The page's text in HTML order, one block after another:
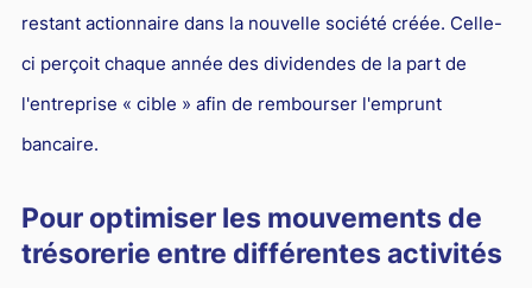
restant actionnaire dans la nouvelle société créée. Celle-
ci perçoit chaque année des dividendes de la part de
l'entreprise « cible » afin de rembourser l'emprunt
bancaire.
Pour optimiser les mouvements de
trésorerie entre différentes activités